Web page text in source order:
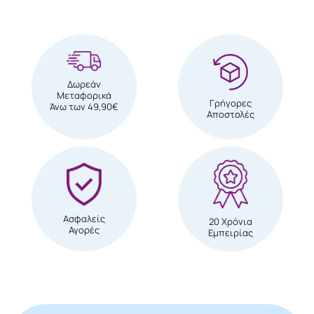
Δωρεάν
Μεταφορικά
Άνω των 49,90€
Γρήγορες
Αποστολές
Ασφαλείς
Αγορές
20 Χρόνια
Εμπειρίας